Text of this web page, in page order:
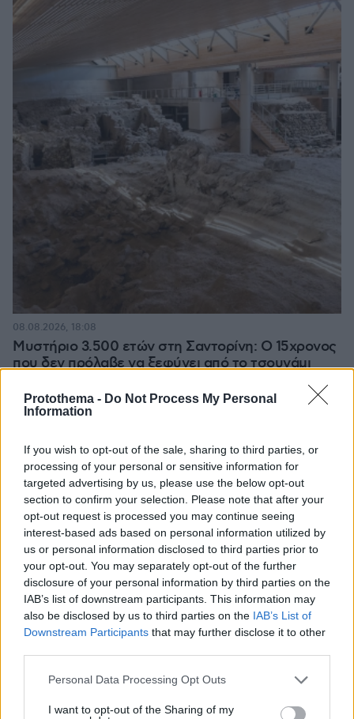
Protothema - Do Not Process My Personal
Information
If you wish to opt-out of the sale, sharing to third parties, or
processing of your personal or sensitive information for
targeted advertising by us, please use the below opt-out
section to confirm your selection. Please note that after your
opt-out request is processed you may continue seeing
interest-based ads based on personal information utilized by
us or personal information disclosed to third parties prior to
your opt-out. You may separately opt-out of the further
disclosure of your personal information by third parties on the
IAB’s list of downstream participants. This information may
also be disclosed by us to third parties on the IAB’s List of
Downstream Participants that may further disclose it to other
Please note that this website/app uses one or more Google
not limited to your visit or usage behaviour. You may click to
Personal Data Processing Opt Outs
I want to opt-out of the Sharing of my
Μυστήριο 3.500 ετών στη Σαντορίνη: Ο 15χρονος
που δεν πρόλαβε να ξεφύγει από το τσουνάμι
έκρηξης
08.08.2026, 18:08